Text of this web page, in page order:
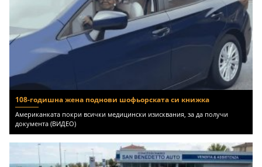
108-годишна жена поднови шофьорската си книжка
Американката покри всички медицински изисквания, за да получи
документа (ВИДЕО)